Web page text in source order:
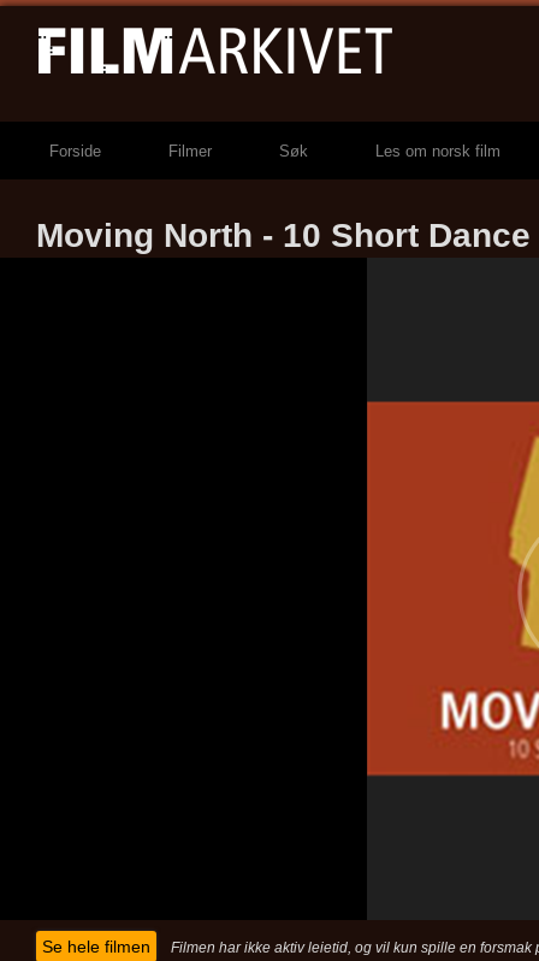
Forside Filmer Søk Les om norsk film
Moving North - 10 Short
Se hele filmen Filmen har ikke aktiv leietid, og vil kun spille en forsmak